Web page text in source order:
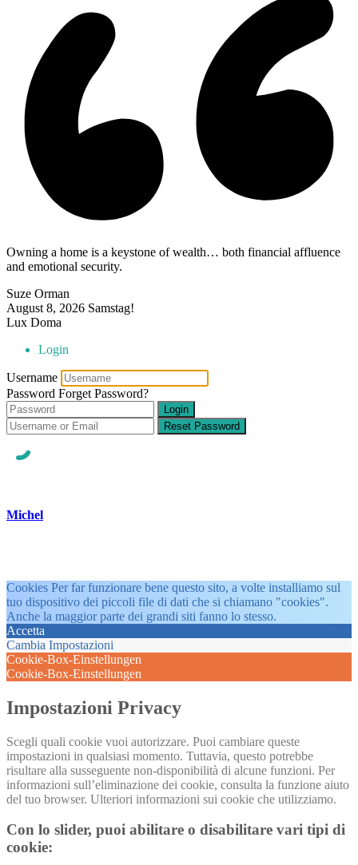
Owning a home is a keystone of wealth… both financial affluence
and emotional security.
Suze Orman
August 8, 2026 Samstag!
Lux Doma
Login
Username
Password Forget Password?
Login
Reset Password
Michel
Cookies Per far funzionare bene questo sito, a volte installiamo sul
tuo dispositivo dei piccoli file di dati che si chiamano "cookies".
Anche la maggior parte dei grandi siti fanno lo stesso.
Accetta
Cambia Impostazioni
Cookie-Box-Einstellungen
Cookie-Box-Einstellungen
Impostazioni Privacy
Scegli quali cookie vuoi autorizzare. Puoi cambiare queste
impostazioni in qualsiasi momento. Tuttavia, questo potrebbe
risultare alla susseguente non-disponibilità di alcune funzioni. Per
informazioni sull’eliminazione dei cookie, consulta la funzione aiuto
del tuo browser. Ulteriori informazioni sui cookie che utilizziamo.
Con lo slider, puoi abilitare o disabilitare vari tipi di
cookie: